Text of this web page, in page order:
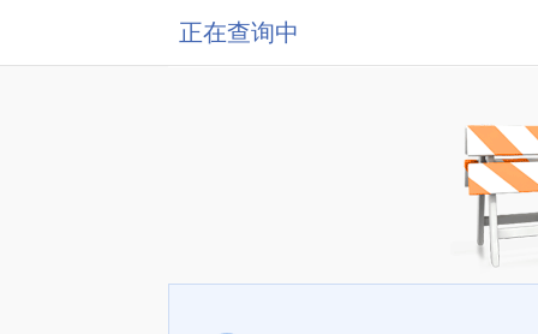
正在查询中